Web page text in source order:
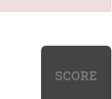
SCORE